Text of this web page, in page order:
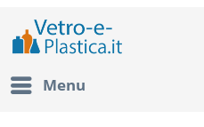
Menu